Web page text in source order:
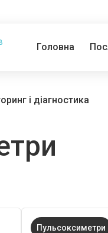
Головна
і діагностика
Пульсоксиметри